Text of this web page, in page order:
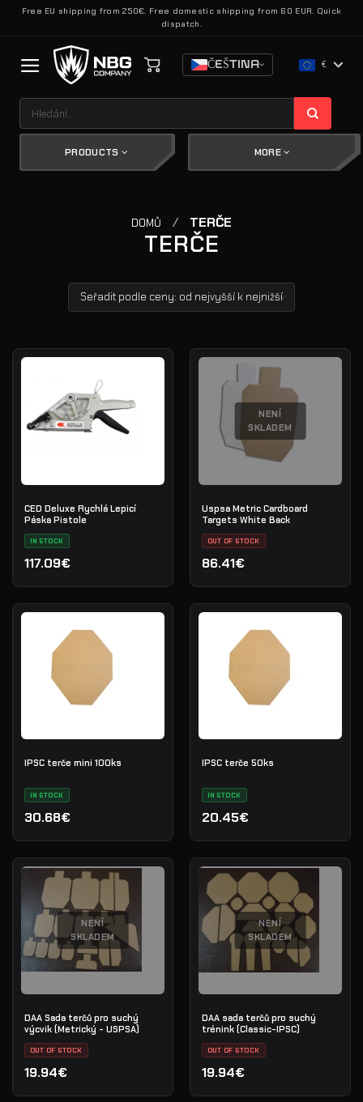
Přeskočit
Free EU shipping from 250€. Free domestic shipping from 60 EUR. Quick
dispatch.
ČEŠTINA €
PRODUCTS MORE
DOMŮ / TERČE
TERČE
CED Deluxe Rychlá Lepicí
Páska Pistole
IN STOCK
117.09€
NENÍ
SKLADEM
Uspsa Metric Cardboard
Targets White Back
OUT OF STOCK
86.41€
IPSC terče mini 100ks
IN STOCK
30.68€
IPSC terče 50ks
IN STOCK
20.45€
NENÍ
SKLADEM
DAA Sada terčů pro suchý
výcvik (Metrický - USPSA)
OUT OF STOCK
19.94€
NENÍ
SKLADEM
DAA sada terčů pro suchý
trénink (Classic-IPSC)
OUT OF STOCK
19.94€